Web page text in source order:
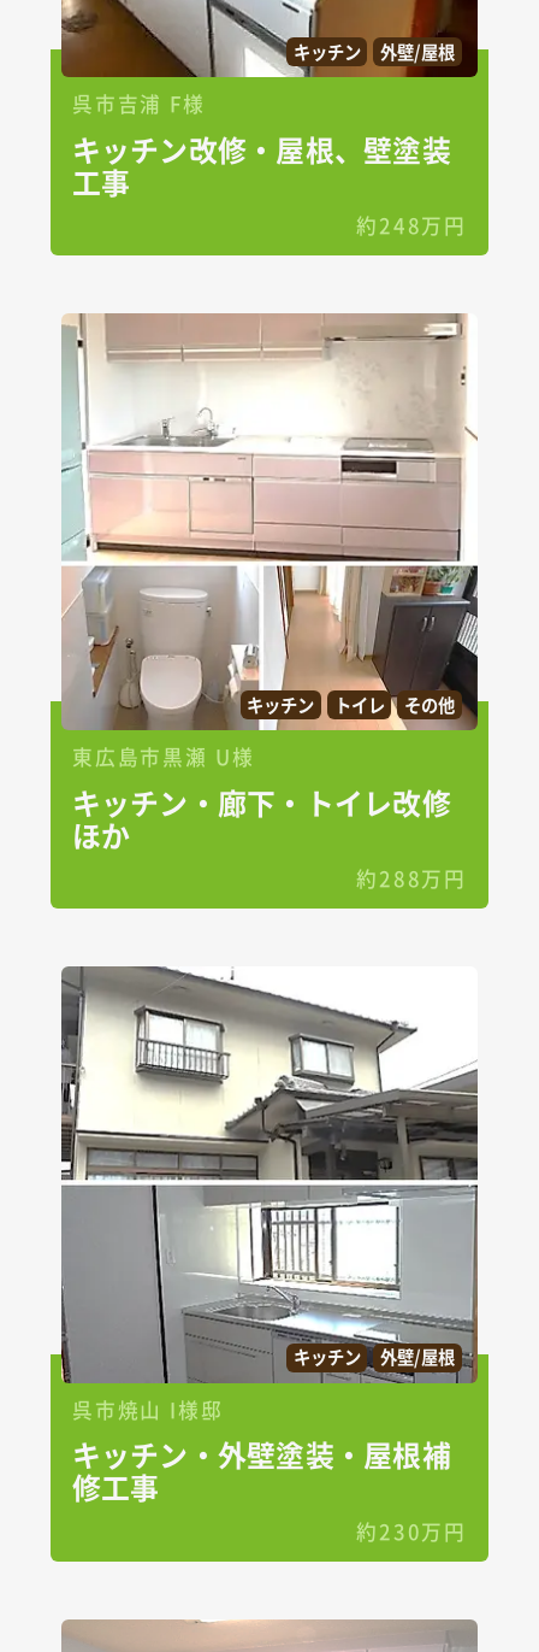
キッチン 外壁/屋根
呉市吉浦 F様
キッチン改修・屋根、壁塗装
工事
約248万円
キッチン トイレ その他
東広島市黒瀬 U様
キッチン・廊下・トイレ改修
ほか
約288万円
キッチン 外壁/屋根
呉市焼山 I様邸
キッチン・外壁塗装・屋根補
修工事
約230万円